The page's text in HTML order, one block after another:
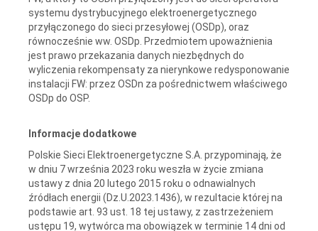
systemu dystrybucyjnego elektroenergetycznego
przyłączonego do sieci przesyłowej (OSDp), oraz
równocześnie ww. OSDp. Przedmiotem upoważnienia
jest prawo przekazania danych niezbędnych do
wyliczenia rekompensaty za nierynkowe redysponowanie
instalacji FW: przez OSDn za pośrednictwem właściwego
OSDp do OSP.
Informacje dodatkowe
Polskie Sieci Elektroenergetyczne S.A. przypominają, że
w dniu 7 września 2023 roku weszła w życie zmiana
ustawy z dnia 20 lutego 2015 roku o odnawialnych
źródłach energii (Dz.U.2023.1436), w rezultacie której na
podstawie art. 93 ust. 18 tej ustawy, z zastrzeżeniem
ustępu 19, wytwórca ma obowiązek w terminie 14 dni od